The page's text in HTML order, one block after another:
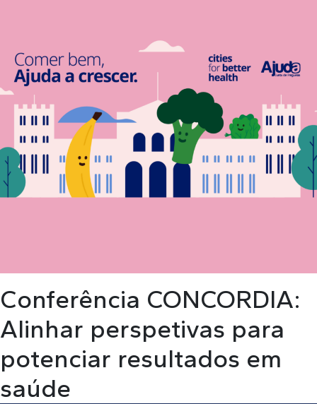
Conferência CONCORDIA:
Alinhar perspetivas para
potenciar resultados em
saúde